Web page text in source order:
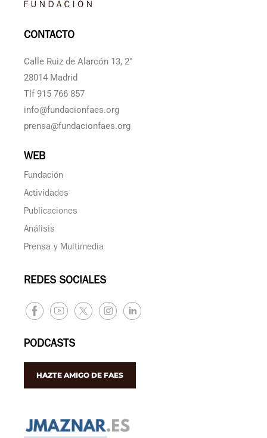
CONTACTO
Calle Ruiz de Alarcón 13, 2°
28014 Madrid
Tlf 915 766 857
info@fundacionfaes.org
prensa@fundacionfaes.org
WEB
Fundación
Actividades
Publicaciones
Análisis
Prensa y Multimedia
REDES SOCIALES
PODCASTS
HAZTE AMIGO DE FAES